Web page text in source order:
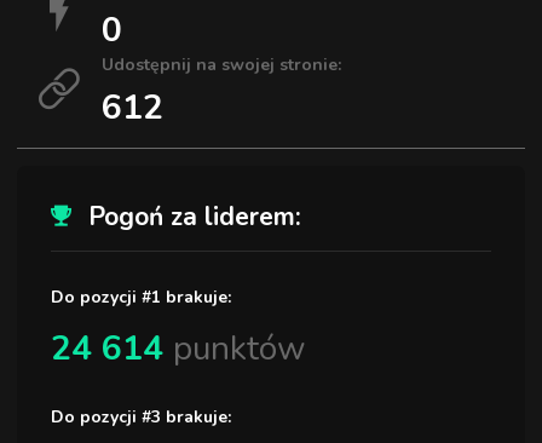
0
Udostępnij na swojej stronie:
612
Pogoń za liderem:
Do pozycji #1 brakuje:
24 614 punktów
Do pozycji #3 brakuje: